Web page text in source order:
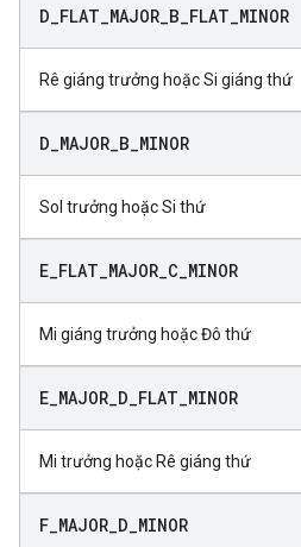
D FLAT MAJOR B FLAT MINOR
Rê giáng trưởng hoặc Si giáng thứ
D MAJOR B MINOR
Sol trưởng hoặc Si thứ
E FLAT MAJOR C MINOR
Mi giáng trưởng hoặc Đô thứ
E MAJOR D FLAT MINOR
Mi trưởng hoặc Rê giáng thứ
F MAJOR D MINOR